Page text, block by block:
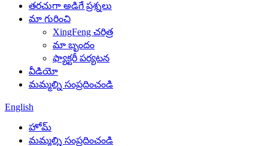
తరచుగా అడిగే ప్రశ్నలు
మా గురించి
XingFeng చరిత్ర
మా బృందం
ఫ్యాక్టరీ పర్యటన
వీడియో
మమ్మల్ని సంప్రదించండి
English
హోమ్
మమ్మల్ని సంప్రదించండి